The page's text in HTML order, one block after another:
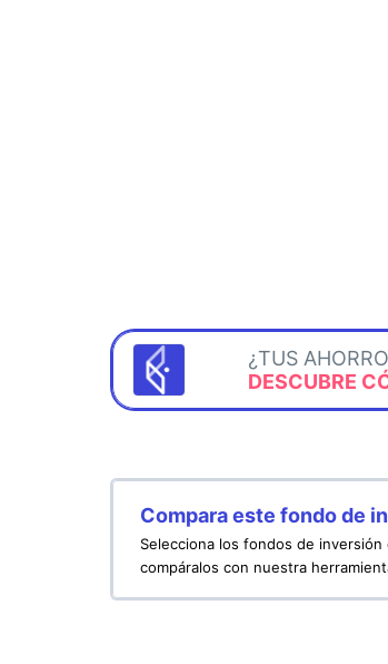
¿TUS
DESCUBRE
Compara este fondo de
Selecciona los fondos de
compáralos con nuestra